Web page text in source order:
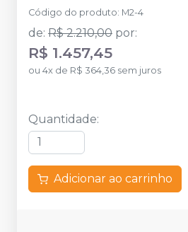
Código do produto: M2-4
de: R$ 2.210,00 por:
R$ 1.457,45
ou 4x de R$ 364,36 sem juros
Quantidade:
Adicionar ao carrinho